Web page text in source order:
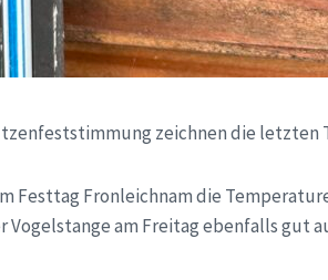
zeichnen die letzten
Festtag Fronleichnam die
Vogelstange am Freitag ebenfalls gut